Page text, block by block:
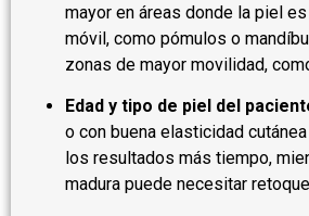
mayor en áreas donde la piel
móvil, como pómulos o
zonas de mayor movilidad,
Edad y tipo de piel del
o con buena elasticidad
los resultados más tiempo,
madura puede necesitar